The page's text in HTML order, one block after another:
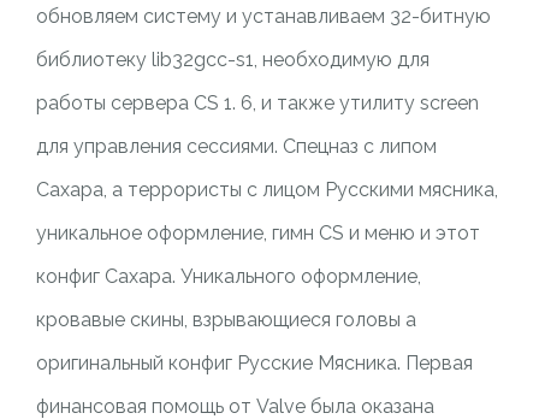
обновляем систему и устанавливаем 32-битную
библиотеку lib32gcc-s1, необходимую для
работы сервера CS 1. 6, и также утилиту screen
для управления сессиями. Спецназ с липом
Сахара, а террористы с лицом Русскими мясника,
уникальное оформление, гимн CS и меню и этот
конфиг Сахара. Уникального оформление,
кровавые скины, взрывающиеся головы а
оригинальный конфиг Русские Мясника. Первая
финансовая помощь от Valve была оказана